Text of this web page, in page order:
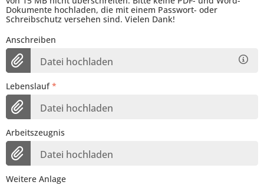
Dokumente hochladen, die mit einem Passwort- oder
Schreibschutz versehen sind. Vielen Dank!
Anschreiben
Datei hochladen
Lebenslauf*
Datei hochladen
Arbeitszeugnis
Datei hochladen
Weitere Anlage